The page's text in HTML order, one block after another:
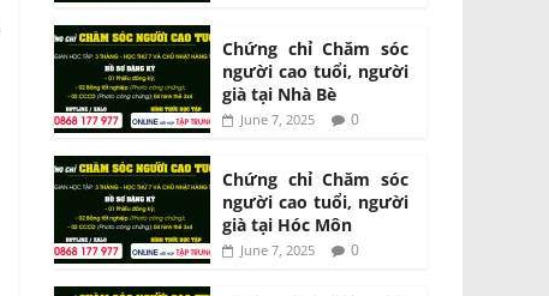
Chứng chỉ Chăm sóc
người cao tuổi, người
già tại Nhà Bè
June 7, 2025 0
Chứng chỉ Chăm sóc
người cao tuổi, người
già tại Hóc Môn
June 7, 2025 0